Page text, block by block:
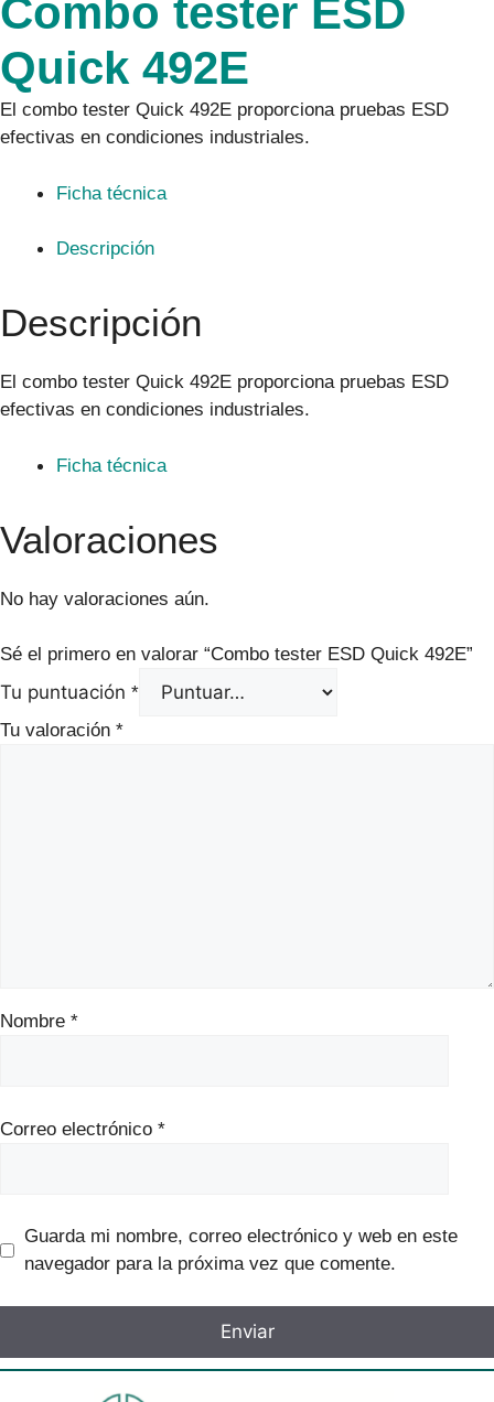
Combo tester ESD
Quick 492E
El combo tester Quick 492E proporciona pruebas ESD
efectivas en condiciones industriales.
Ficha técnica
Descripción
Descripción
El combo tester Quick 492E proporciona pruebas ESD
efectivas en condiciones industriales.
Ficha técnica
Valoraciones
No hay valoraciones aún.
Sé el primero en valorar “Combo tester ESD Quick 492E”
Tu puntuación *
Tu valoración *
Nombre *
Correo electrónico *
Guarda mi nombre, correo electrónico y web en este
navegador para la próxima vez que comente.